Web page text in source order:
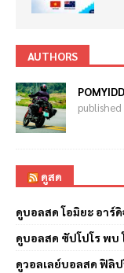
AUTHORS
ดูสด
ดูบอลสด โอมิยะ อาร์
ดูบอลสด ซัปโปโร พบ
ดูวอลเลย์บอลสด ฟิลิป